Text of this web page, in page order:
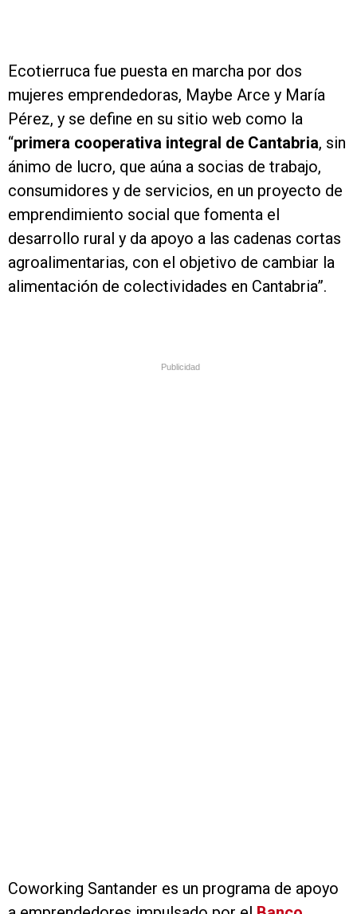
Ecotierruca fue puesta en marcha por dos
mujeres emprendedoras, Maybe Arce y María
Pérez, y se define en su sitio web como la
“primera cooperativa integral de Cantabria, sin
ánimo de lucro, que aúna a socias de trabajo,
consumidores y de servicios, en un proyecto de
emprendimiento social que fomenta el
desarrollo rural y da apoyo a las cadenas cortas
agroalimentarias, con el objetivo de cambiar la
alimentación de colectividades en Cantabria”.
Publicidad
Coworking Santander es un programa de apoyo